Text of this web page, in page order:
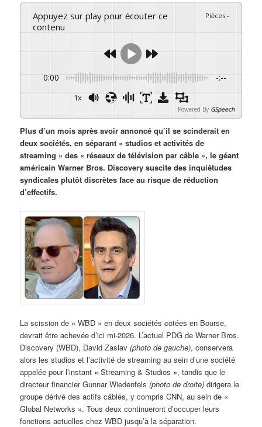
Appuyez sur play pour écouter ce
contenu
Pièces:-
0:00 -:--
1x
Powered By GSpeech
Plus d’un mois après avoir annoncé qu’il se scinderait en
deux sociétés, en séparant « studios et activités de
streaming » des « réseaux de télévision par câble », le géant
américain Warner Bros. Discovery suscite des inquiétudes
syndicales plutôt discrètes face au risque de réduction
d’effectifs.
La scission de « WBD » en deux sociétés cotées en Bourse,
devrait être achevée d’ici mi-2026. L’actuel PDG de Warner Bros.
Discovery (WBD), David Zaslav(photo de gauche), conservera
alors les studios et l’activité de streaming au sein d’une société
appelée pour l’instant « Streaming & Studios », tandis que le
directeur financier Gunnar Wiedenfels(photo de droite) dirigera le
groupe dérivé des actifs câblés, y compris CNN, au sein de «
Global Networks ». Tous deux continueront d’occuper leurs
fonctions actuelles chez WBD jusqu’à la séparation.